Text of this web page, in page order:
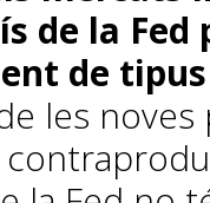
de la
de
les